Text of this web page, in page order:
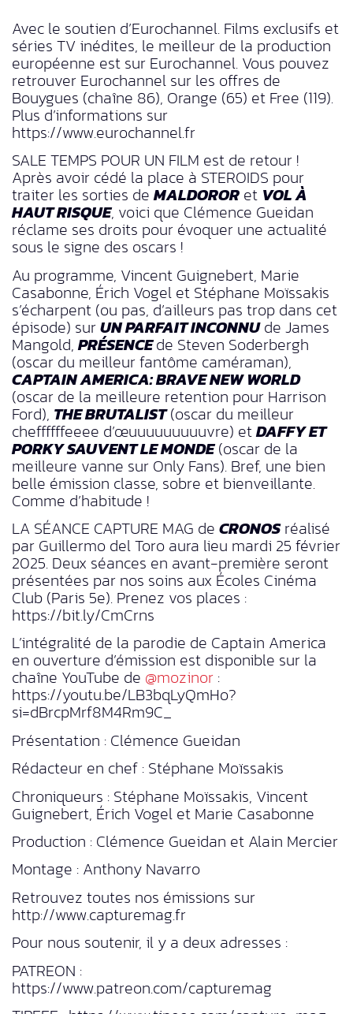
Avec le soutien d’Eurochannel. Films exclusifs et
séries TV inédites, le meilleur de la production
européenne est sur Eurochannel. Vous pouvez
retrouver Eurochannel sur les offres de
Bouygues (chaîne 86), Orange (65) et Free (119).
Plus d’informations sur
https://www.eurochannel.fr
SALE TEMPS POUR UN FILM est de retour !
Après avoir cédé la place à STEROIDS pour
traiter les sorties deMALDOROR et VOL À
HAUT RISQUE, voici que Clémence Gueidan
réclame ses droits pour évoquer une actualité
sous le signe des oscars !
Au programme, Vincent Guignebert, Marie
Casabonne, Érich Vogel et Stéphane Moïssakis
s’écharpent (ou pas, d’ailleurs pas trop dans cet
épisode) surUN PARFAIT INCONNUde James
Mangold,PRÉSENCEde Steven Soderbergh
(oscar du meilleur fantôme caméraman),
CAPTAIN AMERICA: BRAVE NEW WORLD
(oscar de la meilleure retention pour Harrison
Ford), THE BRUTALIST(oscar du meilleur
cheffffffeeee d’œuuuuuuuuuvre) etDAFFY ET
PORKY SAUVENT LE MONDE(oscar de la
meilleure vanne sur Only Fans). Bref, une bien
belle émission classe, sobre et bienveillante.
Comme d’habitude !
LA SÉANCE CAPTURE MAG de CRONOSréalisé
par Guillermo del Toro aura lieu mardi 25 février
2025. Deux séances en avant-première seront
présentées par nos soins aux Écoles Cinéma
Club (Paris 5e). Prenez vos places :
https://bit.ly/CmCrns
L’intégralité de la parodie de Captain America
en ouverture d’émission est disponible sur la
chaîne YouTube de @mozinor :
https://youtu.be/LB3bqLyQmHo?
si=dBrcpMrf8M4Rm9C_
Présentation : Clémence Gueidan
Rédacteur en chef : Stéphane Moïssakis
Chroniqueurs : Stéphane Moïssakis, Vincent
Guignebert, Érich Vogel et Marie Casabonne
Production : Clémence Gueidan et Alain Mercier
Montage : Anthony Navarro
Retrouvez toutes nos émissions sur
http://www.capturemag.fr
Pour nous soutenir, il y a deux adresses :
PATREON :
https://www.patreon.com/capturemag